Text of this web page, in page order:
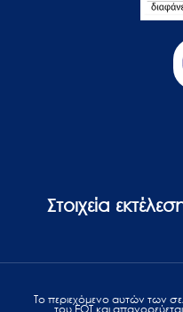
Στοιχεία
Το περιεχόμενο αυτών των